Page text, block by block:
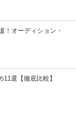
！オーディション・
選【徹底比較】